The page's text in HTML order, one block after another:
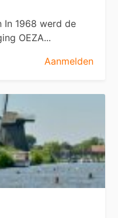
In 1968 werd de
OEZA...
Aanmelden